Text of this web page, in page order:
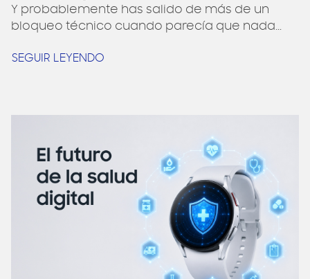
Y probablemente has salido de más de un
bloqueo técnico cuando parecía que nada...
SEGUIR LEYENDO